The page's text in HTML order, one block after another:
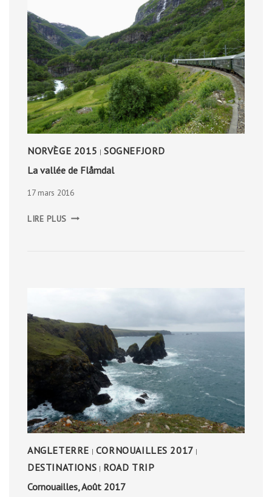
NORVÈGE 2015 | SOGNEFJORD
La vallée de Flåmdal
17 mars 2016
LIRE PLUS VALLÉE
ANGLETERRE | CORNOUAILLES 2017 |
DESTINATIONS | ROAD TRIP
Cornouailles, Août 2017